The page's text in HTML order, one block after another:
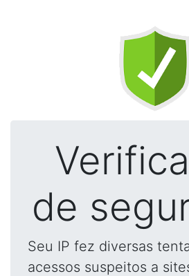
de
Seu IP fez diversas
acessos suspeitos a